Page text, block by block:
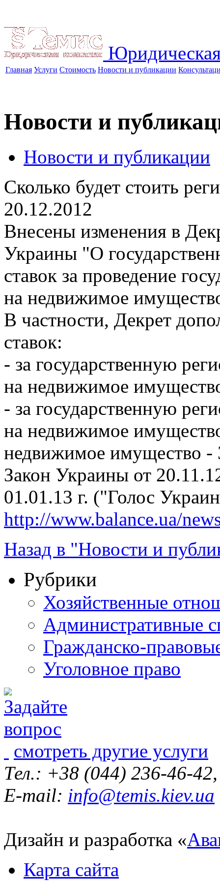
Главная Услуги Стоимость Новости и публикации
Новости и
Новости и публикации
Сколько будет стоить
20.12.2012
Внесены изменения в
Украины "О
ставок за проведение
на недвижимое
В частности, Декрет
ставок:
- за государственную
на недвижимое
- за государственную
на недвижимое
недвижимое имущество
Закон Украины от
01.01.13 г. ("Голос
http://www.balance.ua/
Назад в "Новости и
Рубрики
Хозяйственные
Административные
Гражданско-
Уголовное право
смотреть другие услуги
Тел.: +38 (044) 236-46-
E-mail: info@temis.kiev.ua
Дизайн и разработка «
Карта сайта